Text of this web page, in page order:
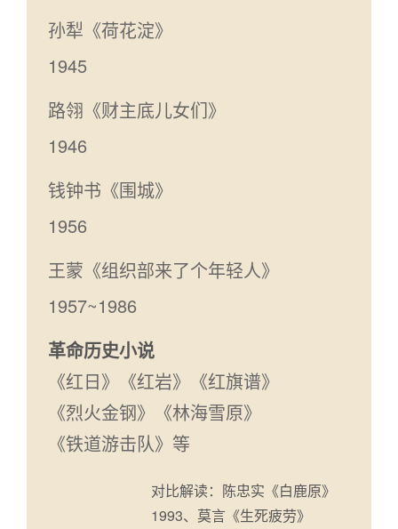
孙犁《荷花淀》
1945
路翎《财主底儿女们》
1946
钱钟书《围城》
1956
王蒙《组织部来了个年轻人》
1957~1986
革命历史小说
《红日》《红岩》《红旗谱》
《烈火金钢》《林海雪原》
《铁道游击队》等
对比解读：陈忠实《白鹿原》
1993、莫言《生死疲劳》